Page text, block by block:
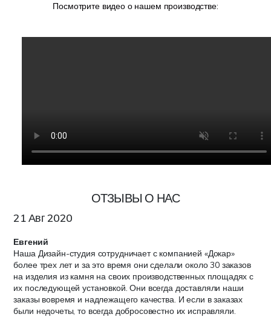
Посмотрите видео о нашем производстве:
ОТЗЫВЫ О НАС
21 Авг 2020
Евгений
Наша Дизайн-студия сотрудничает с компанией «Докар»
более трех лет и за это время они сделали около 30 заказов
на изделия из камня на своих производственных площадях с
их последующей установкой. Они всегда доставляли наши
заказы вовремя и надлежащего качества. И если в заказах
были недочеты, то всегда добросовестно их исправляли.